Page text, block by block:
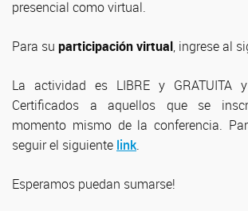
presencial como virtual.
Para su participación virtual, ingrese al
La actividad es LIBRE y GRATUITA
Certificados a aquellos que se
momento mismo de la conferencia.
seguir el siguiente link.
Esperamos puedan sumarse!